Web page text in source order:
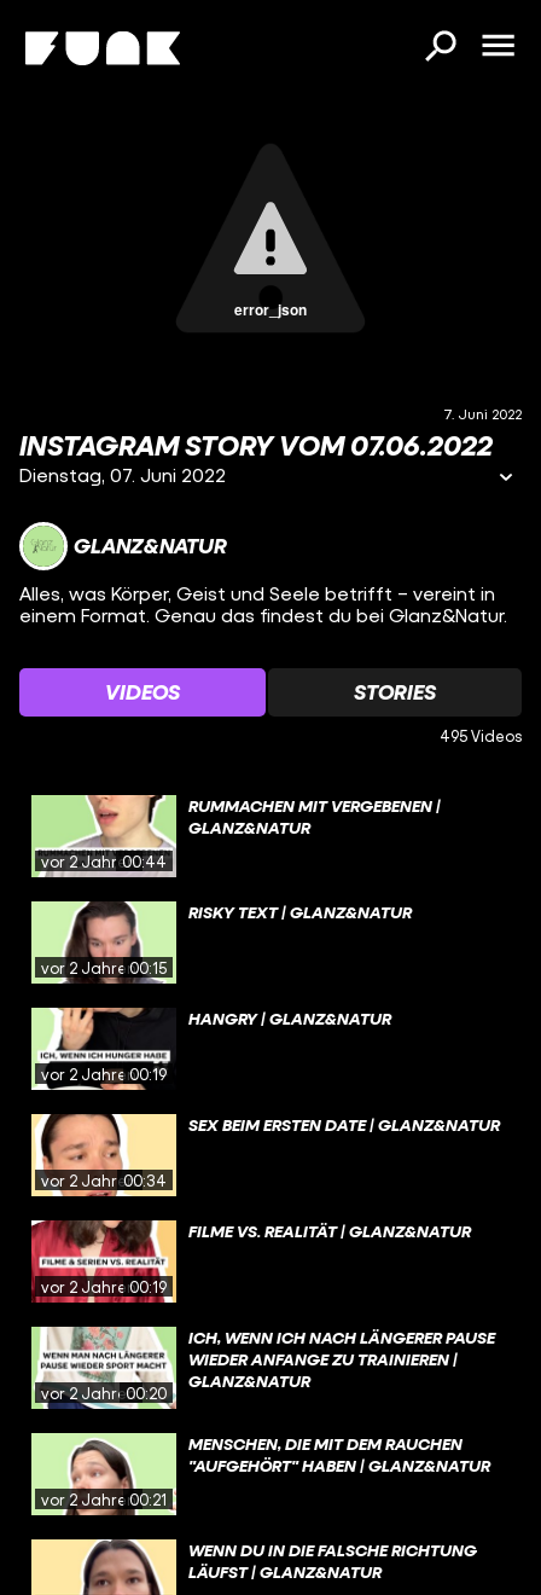
error_json
7. Juni 2022
INSTAGRAM STORY VOM 07.06.2022
Dienstag, 07. Juni 2022
GLANZ&NATUR
Alles, was Körper, Geist und Seele betrifft – vereint in
einem Format. Genau das findest du bei Glanz&Natur.
VIDEOS STORIES
495 Videos
vor 2 Jahren00:44
RUMMACHEN MIT VERGEBENEN |
GLANZ&NATUR
vor 2 Jahren00:15
RISKY TEXT | GLANZ&NATUR
vor 2 Jahren00:19
HANGRY | GLANZ&NATUR
vor 2 Jahren00:34
SEX BEIM ERSTEN DATE | GLANZ&NATUR
vor 2 Jahren00:19
FILME VS. REALITÄT | GLANZ&NATUR
vor 2 Jahren00:20
ICH, WENN ICH NACH LÄNGERER PAUSE
WIEDER ANFANGE ZU TRAINIEREN |
GLANZ&NATUR
vor 2 Jahren00:21
MENSCHEN, DIE MIT DEM RAUCHEN
"AUFGEHÖRT" HABEN | GLANZ&NATUR
WENN DU IN DIE FALSCHE RICHTUNG
LÄUFST | GLANZ&NATUR